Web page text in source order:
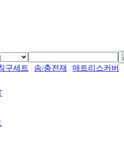
구세트 | 솜/충전재 | 매트리스커버 |